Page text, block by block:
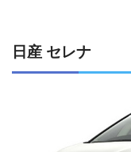
日産 セレナ